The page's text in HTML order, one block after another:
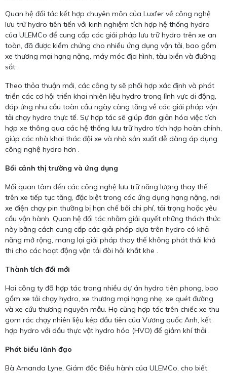
Quan hệ đối tác kết hợp chuyên môn của Luxfer về công nghệ
lưu trữ hydro tiên tiến với kinh nghiệm tích hợp hệ thống hydro
của ULEMCo để cung cấp các giải pháp lưu trữ hydro trên xe an
toàn, đã được kiểm chứng cho nhiều ứng dụng vận tải, bao gồm
xe thương mại hạng nặng, máy móc địa hình, tàu biển và đường
sắt .
Theo thỏa thuận mới, các công ty sẽ phối hợp xác định và phát
triển các cơ hội triển khai nhiên liệu hydro trong lĩnh vực di động,
đáp ứng nhu cầu toàn cầu ngày càng tăng về các giải pháp vận
tải chạy hydro thực tế. Sự hợp tác sẽ giúp đơn giản hóa việc tích
hợp xe thông qua các hệ thống lưu trữ hydro tích hợp hoàn chỉnh,
giúp các nhà khai thác đội xe và nhà sản xuất dễ dàng áp dụng
công nghệ hydro hơn .
Bối cảnh thị trường và ứng dụng
Mối quan tâm đến các công nghệ lưu trữ năng lượng thay thế
trên xe tiếp tục tăng, đặc biệt trong các ứng dụng hạng nặng, nơi
xe điện chạy pin thường bị hạn chế bởi chi phí, tải trọng hoặc yêu
cầu vận hành. Quan hệ đối tác nhằm giải quyết những thách thức
này bằng cách cung cấp các giải pháp dựa trên hydro có khả
năng mở rộng, mang lại giải pháp thay thế không phát thải khả
thi cho các hoạt động vận tải đòi hỏi khắt khe .
Thành tích đổi mới
Hai công ty đã hợp tác trong nhiều dự án hydro tiên phong, bao
gồm xe tải chạy hydro, xe thương mại hạng nhẹ, xe quét đường
và xe cứu thương nguyên mẫu. Họ cũng hợp tác trên chiếc xe thu
gom rác chạy nhiên liệu kép đầu tiên của Vương quốc Anh, kết
hợp hydro với dầu thực vật hydro hóa (HVO) để giảm khí thải .
Phát biểu lãnh đạo
Bà Amanda Lyne, Giám đốc Điều hành của ULEMCo, cho biết: